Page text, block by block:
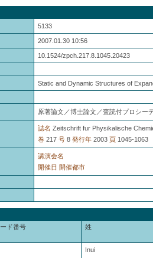
5133
2007.01.30 10:56
10.1524/zpch.217.8.1045.20423
Static and Dynamic Structures of
原著論文／博士論文／査読付プロシー
誌名 Zeitschrift fur Physikalische
巻 217 号 8 発行年 2003 頁 1045-1063
講演会名
開催日 開催都市
ド番号
姓
Inui